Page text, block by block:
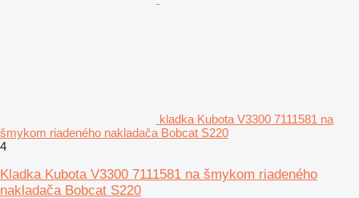
kladka Kubota V3300 7111581 na
šmykom riadeného nakladača Bobcat S220
4
Kladka Kubota V3300 7111581 na šmykom riadeného
nakladača Bobcat S220